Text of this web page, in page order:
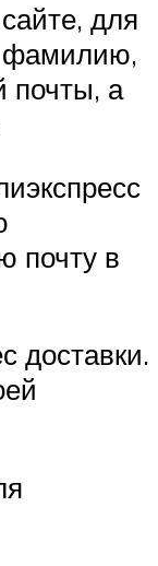
для
фамилию,
почты, а
почту в
доставки.